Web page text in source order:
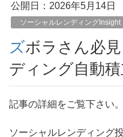
公開日： 2026年5月14日
ソーシャルレンディングInsight
ズボラさん必見！ソーシャルレン
ディング自動
記事の詳細をご覧下さい。
ソーシャルレンディング